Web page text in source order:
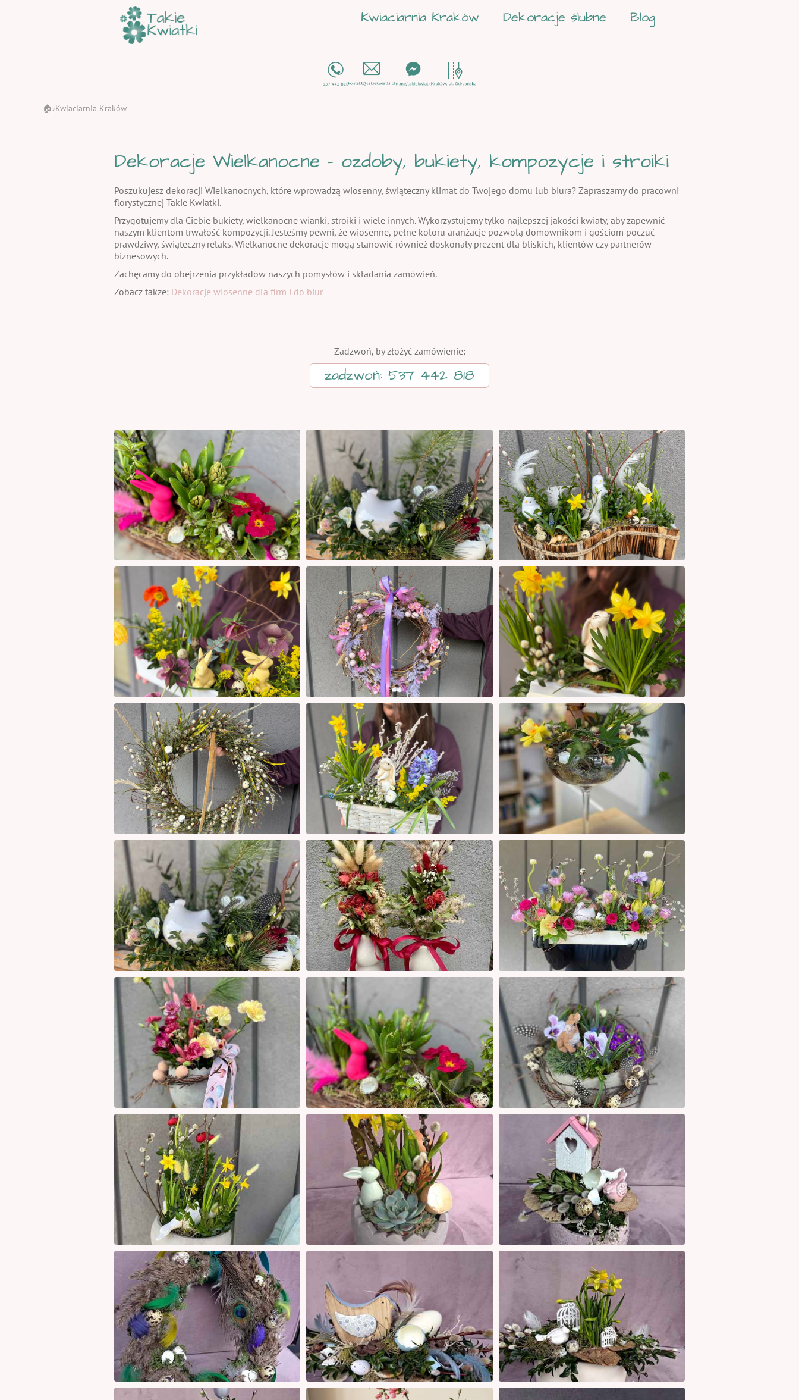
Kwiaciarnia Kraków Dekoracje ślubne Blog
🏠 ›Kwiaciarnia Kraków
Dekoracje Wielkanocne - ozdoby, bukiety, kompozycje i stroiki
Poszukujesz dekoracji Wielkanocnych, które wprowadzą wiosenny, świąteczny klimat do Twojego domu lub biura? Zapraszamy do pracowni
florystycznej Takie Kwiatki.
Przygotujemy dla Ciebie bukiety, wielkanocne wianki, stroiki i wiele innych. Wykorzystujemy tylko najlepszej jakości kwiaty, aby zapewnić
naszym klientom trwałość kompozycji. Jesteśmy pewni, że wiosenne, pełne koloru aranżacje pozwolą domownikom i gościom poczuć
prawdziwy, świąteczny relaks. Wielkanocne dekoracje mogą stanowić również doskonały prezent dla bliskich, klientów czy partnerów
biznesowych.
Zachęcamy do obejrzenia przykładów naszych pomysłów i składania zamówień.
Zobacz także: Dekoracje wiosenne dla firm i do biur
Zadzwoń, by złożyć zamówienie:
zadzwoń: 537 442 818